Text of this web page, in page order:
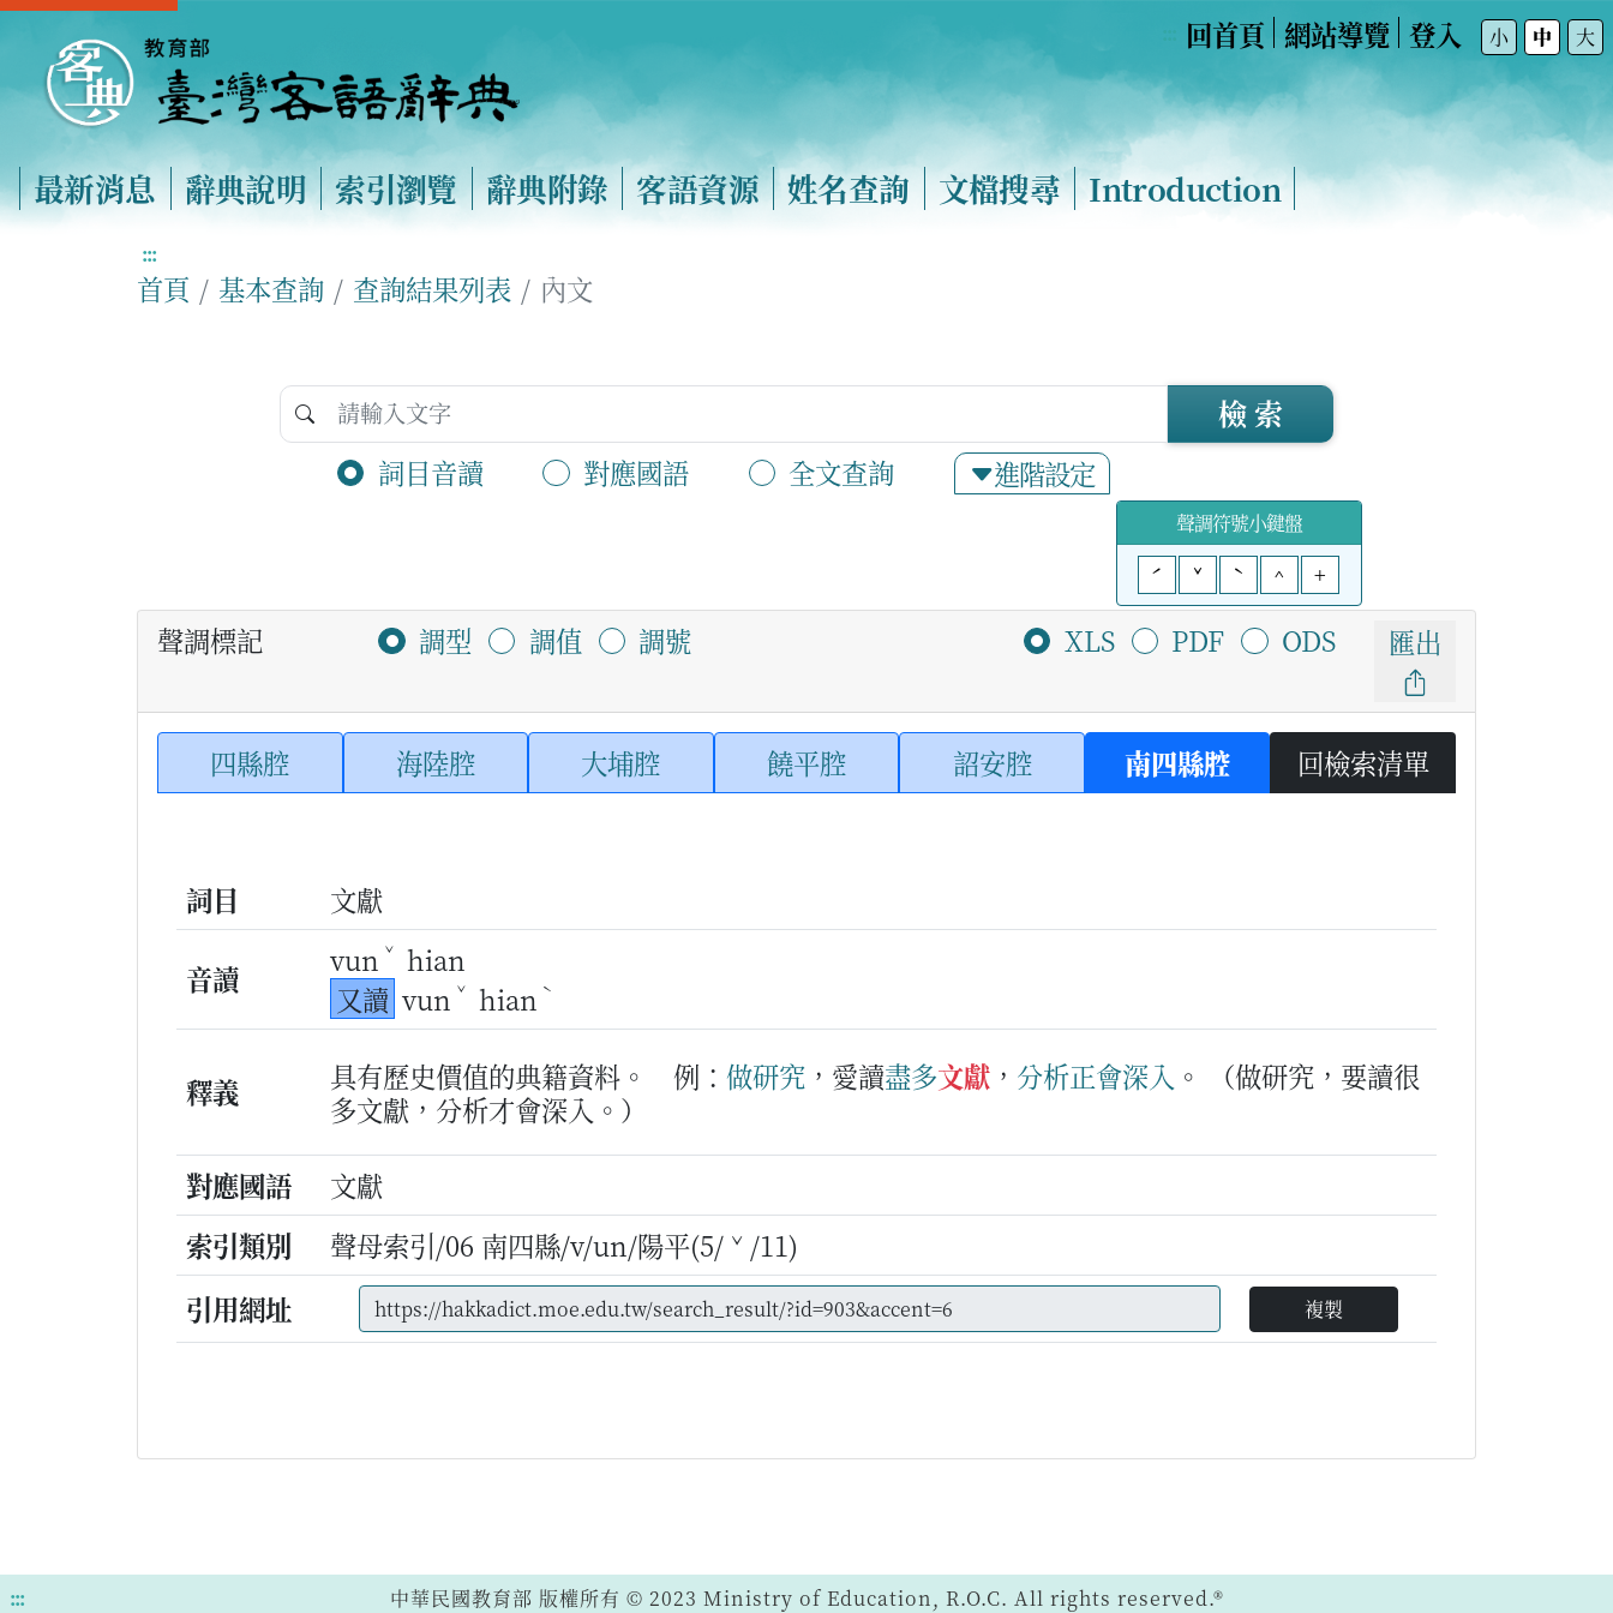
回首頁 網站導覽 登入 小 中 大
最新消息 辭典說明 索引瀏覽 辭典附錄 客語資源 姓名查詢 文檔搜尋 Introduction
:::
首頁 基本查詢 查詢結果列表 內文
詞目音讀 對應國語 全文查詢 進階設定
檢 索
聲調符號小鍵盤
ˊ
ˇ ˋ ^ +
聲調標記 調型 調值 調號 XLS PDF ODS 匯出
四縣腔 海陸腔 大埔腔 饒平腔 詔安腔 南四縣腔 回檢索清單
詞目 文獻
音讀 vun ˇ hian
又讀 vun ˇ hian ˋ
釋義 具有歷史價值的典籍資料。 例： 做研究 ，愛讀盡多文獻 ， 分析正會深入 。
（做研究，要讀很
多文獻，分析才會深入。）
對應國語
文獻
索引類別
聲母索引/06 南四縣/v/un/陽平(5/ˇ/11)
引用網址
複製
::: 中華民國教育部 版權所有 © 2023 Ministry of Education, R.O.C. All rights reserved.®